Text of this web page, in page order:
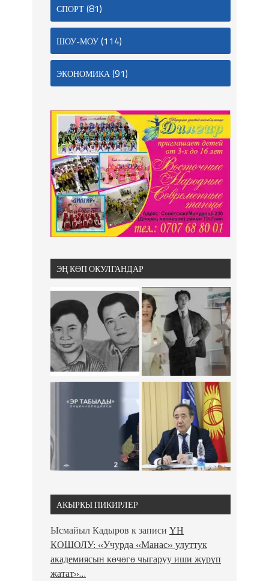
СПОРТ(81)
ШОУ-МОУ(114)
ЭКОНОМИКА(91)
ЭҢ КӨП ОКУЛГАНДАР
АКЫРКЫ ПИКИРЛЕР
Ысмайыл Кадыров к записи ҮН
КОШОЛУ: «Учурда «Манас» улуттук
академиясын көчөгө чыгаруу иши жүрүп
жатат»…